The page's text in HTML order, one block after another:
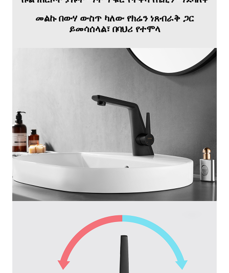
መልኩ በውሃ ውስጥ ካለው የክሬን ነጸብራቅ ጋር
ይመሳሰላል፣ በባህሪ የተሞላ